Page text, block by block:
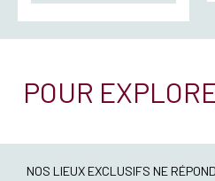
POUR
NOS LIEUX EXCLUSIFS NE